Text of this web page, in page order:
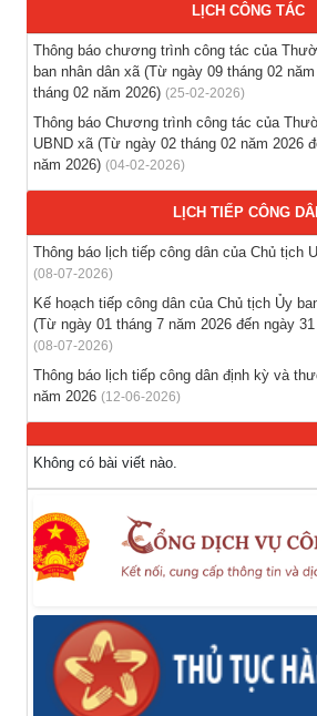
Thông báo hỗ trợ tư vấn, tuyển dụng lao
nước ngoài theo hợp đồng
(28-07-2026)
Thông báo tuyển lao động Việt Nam
tuyển dụng người lao động nước ngoài
Tổ chức triển khai thu nhận mẫu sinh
(21-07-2026)
LỊCH CÔNG TÁC
Thông báo chương trình công tác của
ban nhân dân xã (Từ ngày 09 tháng 02
tháng 02 năm 2026) (25-02-2026)
Thông báo Chương trình công tác của
UBND xã (Từ ngày 02 tháng 02 năm 2026
năm 2026) (04-02-2026)
LỊCH TIẾP CÔNG
Thông báo lịch tiếp công dân của Chủ tịch
(08-07-2026)
Kế hoạch tiếp công dân của Chủ tịch Ủy
(Từ ngày 01 tháng 7 năm 2026 đến ngày
(08-07-2026)
Thông báo lịch tiếp công dân định kỳ và
năm 2026 (12-06-2026)
Không có bài viết nào.